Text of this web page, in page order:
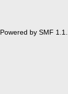
Powered by SMF